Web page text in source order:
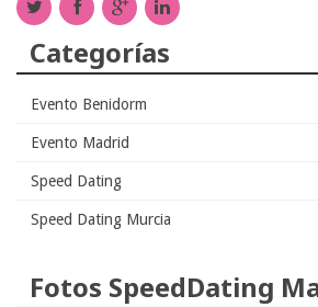
Categorías
Evento Benidorm
Evento Madrid
Speed Dating
Speed Dating Murcia
Fotos SpeedDating